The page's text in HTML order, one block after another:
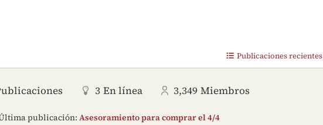
Publicaciones recientes
3 En línea 3,349 Miembros
publicación:Asesoramiento para comprar el 4/4